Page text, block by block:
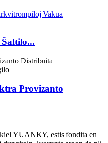
Provizanto
YUANKY, estis fondita en